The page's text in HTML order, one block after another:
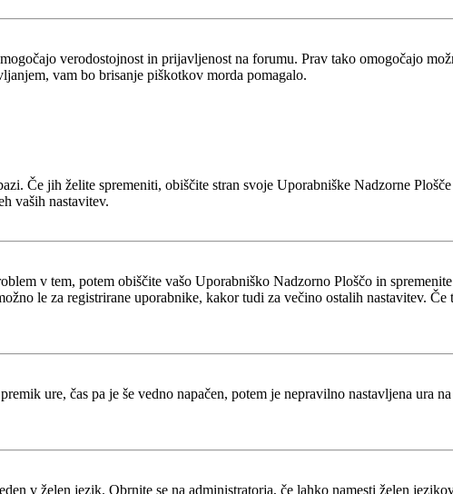
verodostojnost in prijavljenost na forumu. Prav tako omogočajo
vam bo brisanje piškotkov morda pomagalo.
Če jih želite spremeniti, obiščite stran svoje Uporabniške Nadzorne
vaših nastavitev.
v tem, potem obiščite vašo Uporabniško Nadzorno Ploščo in
le za registrirane uporabnike, kakor tudi za večino ostalih nastavitev. Če
ure, čas pa je še vedno napačen, potem je nepravilno nastavljena ura
v želen jezik. Obrnite se na administratorja, če lahko namesti želen